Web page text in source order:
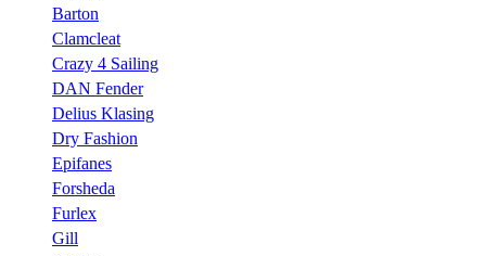
Barton
Clamcleat
Crazy 4 Sailing
DAN Fender
Delius Klasing
Dry Fashion
Epifanes
Forsheda
Furlex
Gill